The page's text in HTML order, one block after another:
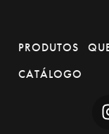
PRODUTOS
CATÁLOGO